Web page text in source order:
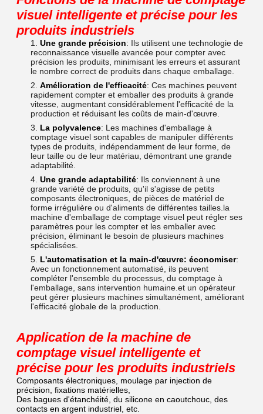
visuel intelligente et précise pour les
produits industriels
Une grande précision: Ils utilisent une technologie de
reconnaissance visuelle avancée pour compter avec
précision les produits, minimisant les erreurs et assurant
le nombre correct de produits dans chaque emballage.
Amélioration de l'efficacité: Ces machines peuvent
rapidement compter et emballer des produits à grande
vitesse, augmentant considérablement l'efficacité de la
production et réduisant les coûts de main-d'œuvre.
La polyvalence: Les machines d'emballage à
comptage visuel sont capables de manipuler différents
types de produits, indépendamment de leur forme, de
leur taille ou de leur matériau, démontrant une grande
adaptabilité.
Une grande adaptabilité: Ils conviennent à une
grande variété de produits, qu'il s'agisse de petits
composants électroniques, de pièces de matériel de
forme irrégulière ou d'aliments de différentes tailles.la
machine d'emballage de comptage visuel peut régler ses
paramètres pour les compter et les emballer avec
précision, éliminant le besoin de plusieurs machines
spécialisées.
L'automatisation et la main-d'œuvre: économiser:
Avec un fonctionnement automatisé, ils peuvent
compléter l'ensemble du processus, du comptage à
l'emballage, sans intervention humaine.et un opérateur
peut gérer plusieurs machines simultanément, améliorant
l'efficacité globale de la production.
Application de la machine de
comptage visuel intelligente et
précise pour les produits industriels
Composants électroniques, moulage par injection de
précision, fixations matérielles,
Des bagues d'étanchéité, du silicone en caoutchouc, des
contacts en argent industriel, etc.